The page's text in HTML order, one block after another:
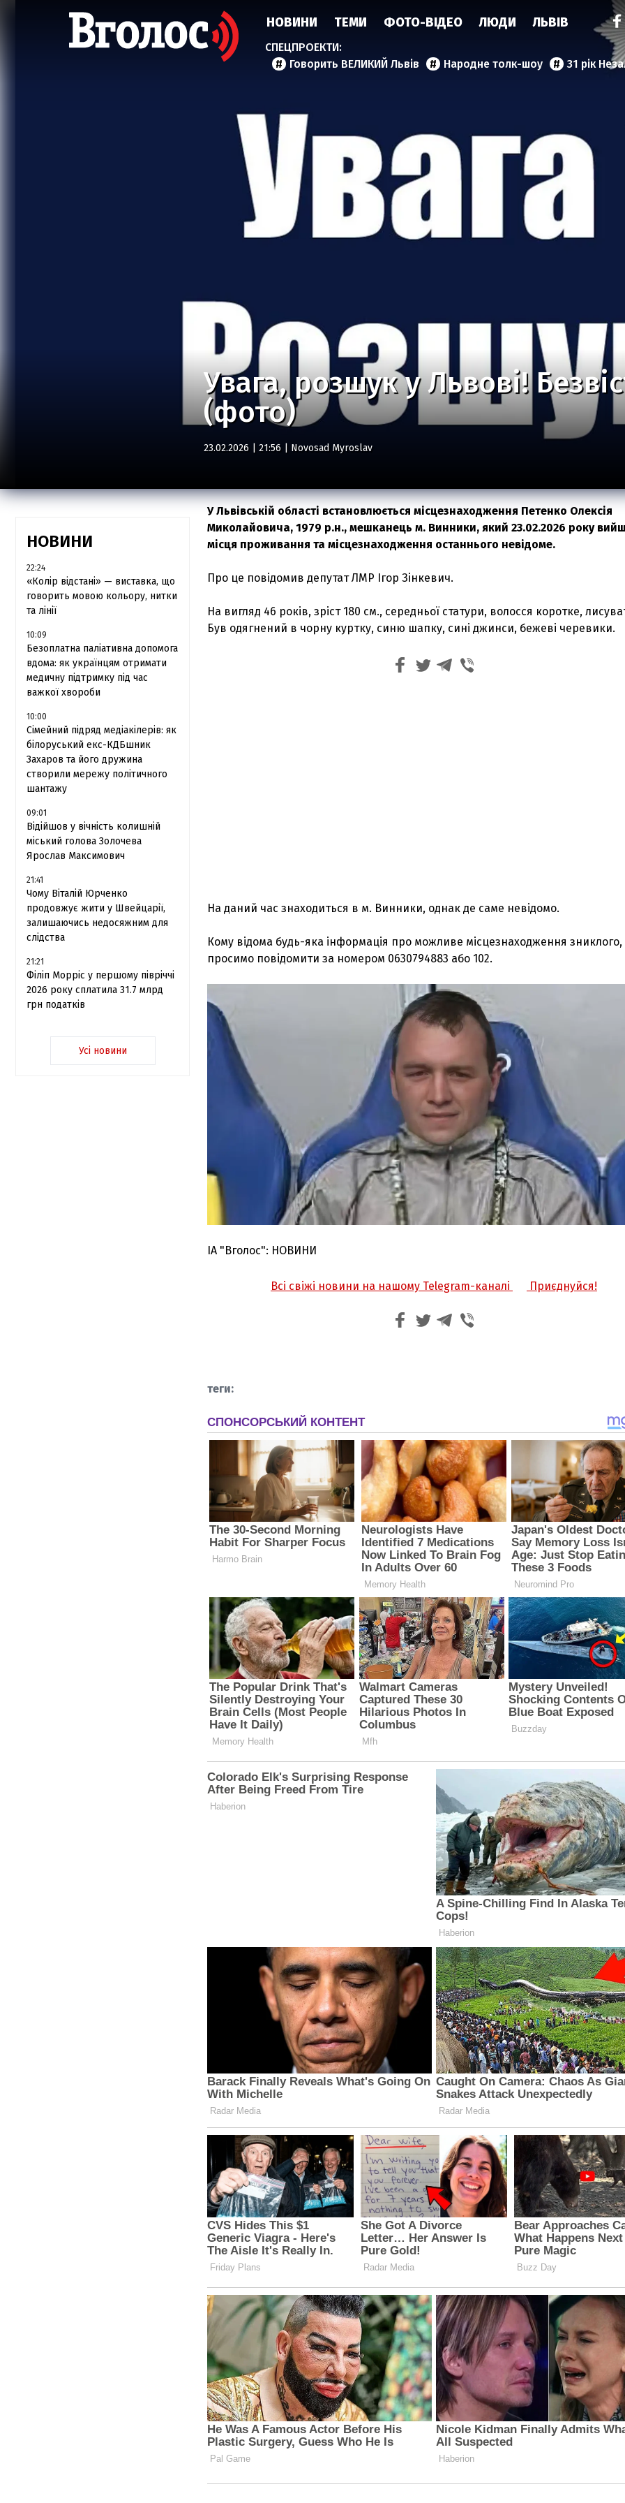
НОВИНИ ТЕМИ ФОТО-ВІДЕО ЛЮДИ ЛЬВІВ
Говорить ВЕЛИКИЙ Львів Народне толк-шоу 31 рік
Увага, розшук у Львові!
(фото)
23.02.2026 | 21:56 | Novosad Myroslav
НОВИНИ
22:24
«Колір відстані» — виставка, що
говорить мовою кольору, нитки
та лінії
10:09
Безоплатна паліативна допомога
вдома: як українцям отримати
медичну підтримку під час
важкої хвороби
10:00
Сімейний підряд медіакілерів: як
білоруський екс-КДБшник
Захаров та його дружина
створили мережу політичного
шантажу
09:01
Відійшов у вічність колишній
міський голова Золочева
Ярослав Максимович
21:41
Чому Віталій Юрченко
продовжує жити у Швейцарії,
залишаючись недосяжним для
слідства
21:21
Філіп Морріс у першому півріччі
2026 року сплатила 31.7 млрд
грн податків
Усі новини
У Львівській області встановлюється місцезнаходження Петенко Олексія
Миколайовича, 1979 р.н., мешканець м. Винники, який 23.02.2026 року
місця проживання та місцезнаходження останнього невідоме.
Про це повідомив депутат ЛМР Ігор Зінкевич.
На вигляд 46 років, зріст 180 см., середньої статури, волосся коротке,
Був одягнений в чорну куртку, синю шапку, сині джинси, бежеві черевики.
На даний час знаходиться в м. Винники, однак де саме невідомо.
Кому відома будь-яка інформація про можливе місцезнаходження зниклого,
просимо повідомити за номером 0630794883 або 102.
ІА "Вголос": НОВИНИ
Всі свіжі новини на нашому Telegram-каналі Приєднуйся!